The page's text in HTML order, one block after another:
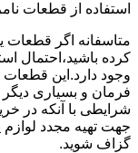
استفاده از قطعات
متاسفانه اگر قطعات
کرده باشید،احتمال
وجود دارد.این
فرمان و بسیاری
شرایطی با آنکه در
جهت تهیه مجدد لوازم
گزاف شوید.